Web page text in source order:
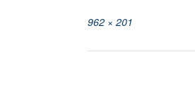
Full
962 × 201